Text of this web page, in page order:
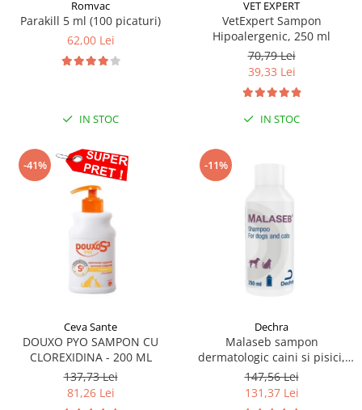
Sampoane si Balsamuri
Servetele Umede
Covorase absorbante
Curatare Ochi
Solutii Atractante si repelente
Custi transport - Pisici
Jucarii Pisici
Lese, Hamuri si Zgarzi
Romvac
Parakill 5 ml (100 picaturi)
62,00 Lei
IN STOC
VET EXPERT
VetExpert Sampon
Hipoalergenic, 250 ml
70,79 Lei
39,33 Lei
IN STOC
-41%
Ceva Sante
DOUXO PYO SAMPON CU
CLOREXIDINA - 200 ML
137,73 Lei
81,26 Lei
-11%
Dechra
Malaseb sampon
dermatologic caini si pisici,
250 ml
147,56 Lei
131,37 Lei